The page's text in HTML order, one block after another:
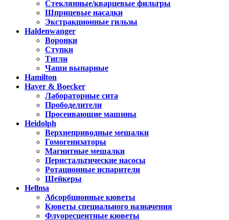
Стеклянные/кварцевые фильтры
Шприцевые насадки
Экстракционные гильзы
Haldenwanger
Воронки
Ступки
Тигли
Чаши выпарные
Hamilton
Haver & Boecker
Лабораторные сита
Прободелители
Просеивающие машины
Heidolph
Верхнеприводные мешалки
Гомогенизаторы
Магнитные мешалки
Перистальтические насосы
Ротационные испарители
Шейкеры
Hellma
Абсорбционные кюветы
Кюветы специального назначения
Флуоресцентные кюветы